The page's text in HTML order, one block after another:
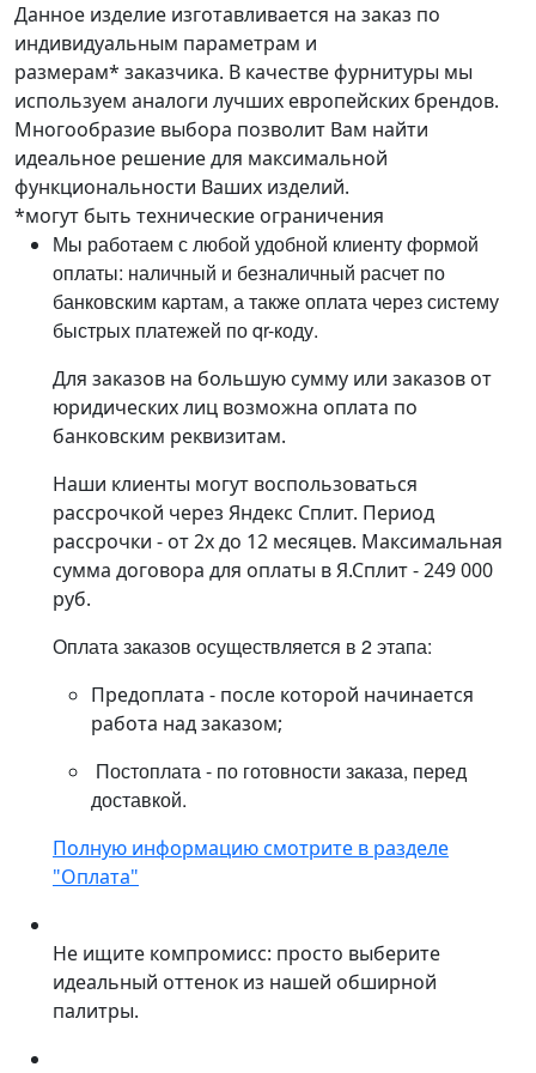
Данное изделие изготавливается на заказ по
индивидуальным параметрам и
размерам* заказчика. В качестве фурнитуры мы
используем аналоги лучших европейских брендов.
Многообразие выбора позволит Вам найти
идеальное решение для максимальной
функциональности Ваших изделий.
*могут быть технические ограничения
Мы работаем с любой удобной клиенту формой
оплаты: наличный и безналичный расчет по
банковским картам, а также оплата через систему
быстрых платежей по qr-коду.
Для заказов на большую сумму или заказов от
юридических лиц возможна оплата по
банковским реквизитам.
Наши клиенты могут воспользоваться
рассрочкой через Яндекс Сплит. Период
рассрочки - от 2х до 12 месяцев. Максимальная
сумма договора для оплаты в Я.Сплит - 249 000
руб.
Оплата заказов осуществляется в 2 этапа:
Предоплата - после которой начинается
работа над заказом;
Постоплата - по готовности заказа, перед
доставкой.
Полную информацию смотрите в разделе
"Оплата"
Не ищите компромисс: просто выберите
идеальный оттенок из нашей обширной
палитры.